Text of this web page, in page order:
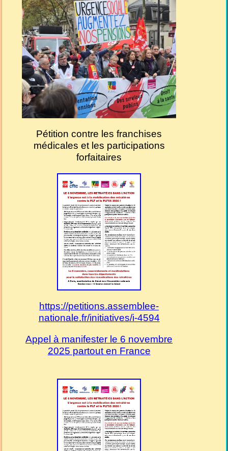
Pétition contre les franchises
médicales et les participations
forfaitaires
https://petitions.assemblee-
nationale.fr/initiatives/i-4594
Appel à manifester le 6 novembre
2025 partout en France